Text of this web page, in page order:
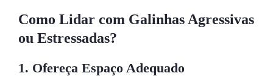
Como Lidar com Galinhas Agressivas
ou Estressadas?
1. Ofereça Espaço Adequado